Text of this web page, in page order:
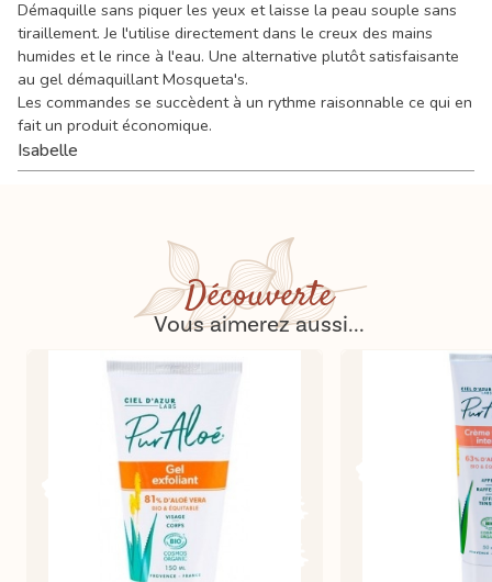
Démaquille sans piquer les yeux et laisse la peau souple sans
tiraillement. Je l'utilise directement dans le creux des mains
humides et le rince à l'eau. Une alternative plutôt satisfaisante
au gel démaquillant Mosqueta's.
Les commandes se succèdent à un rythme raisonnable ce qui en
fait un produit économique.
Isabelle
Découverte
Vous aimerez aussi...